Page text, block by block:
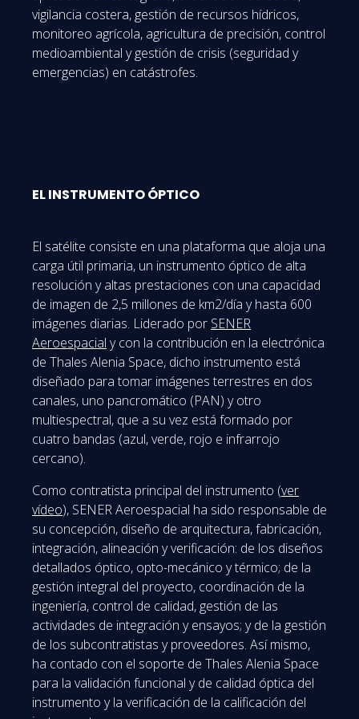
vigilancia costera, gestión de recursos hídricos,
monitoreo agrícola, agricultura de precisión, control
medioambiental y gestión de crisis (seguridad y
emergencias) en catástrofes.
EL INSTRUMENTO ÓPTICO
El satélite consiste en una plataforma que aloja una
carga útil primaria, un instrumento óptico de alta
resolución y altas prestaciones con una capacidad
de imagen de 2,5 millones de km2/día y hasta 600
imágenes diarias. Liderado por SENER
Aeroespacial y con la contribución en la electrónica
de Thales Alenia Space, dicho instrumento está
diseñado para tomar imágenes terrestres en dos
canales, uno pancromático (PAN) y otro
multiespectral, que a su vez está formado por
cuatro bandas (azul, verde, rojo e infrarrojo
cercano).
Como contratista principal del instrumento (ver
vídeo), SENER Aeroespacial ha sido responsable de
su concepción, diseño de arquitectura, fabricación,
integración, alineación y verificación: de los diseños
detallados óptico, opto-mecánico y térmico; de la
gestión integral del proyecto, coordinación de la
ingeniería, control de calidad, gestión de las
actividades de integración y ensayos; y de la gestión
de los subcontratistas y proveedores. Así mismo,
ha contado con el soporte de Thales Alenia Space
para la validación funcional y de calidad óptica del
instrumento y la verificación de la calificación del